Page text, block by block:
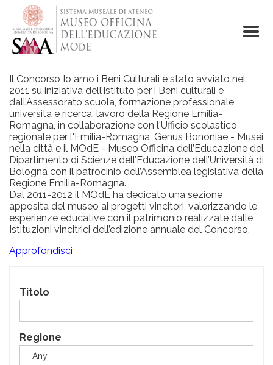
main
content
Il Concorso Io amo i Beni Culturali è stato avviato nel
2011 su iniziativa dell’Istituto per i Beni culturali e
dall’Assessorato scuola, formazione professionale,
università e ricerca, lavoro della Regione Emilia-
Romagna, in collaborazione con l'Ufficio scolastico
regionale per l'Emilia-Romagna, Genus Bononiae - Musei
nella città e il MOdE - Museo Officina dell’Educazione del
Dipartimento di Scienze dell’Educazione dell’Università di
Bologna con il patrocinio dell’Assemblea legislativa della
Regione Emilia-Romagna.
Dal 2011-2012 il MOdE ha dedicato una sezione
apposita del museo ai progetti vincitori, valorizzando le
esperienze educative con il patrimonio realizzate dalle
Istituzioni vincitrici dell’edizione annuale del Concorso.
Approfondisci
Titolo
Regione